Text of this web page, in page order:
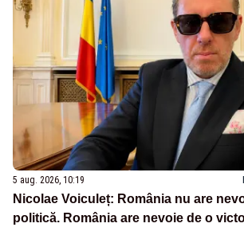
5 aug. 2026, 10:19
Nicolae Voiculeț: România nu are
politică. România are nevoie de o